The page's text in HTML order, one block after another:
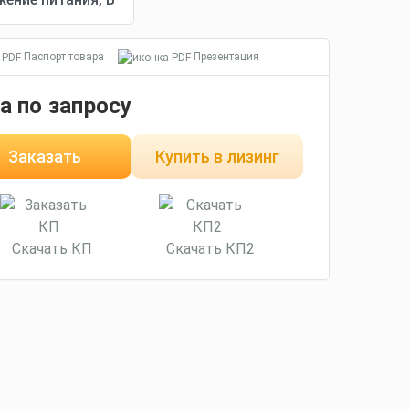
Паспорт товара Презентация
по запросу
Заказать Купить в лизинг
Скачать КП Скачать КП2